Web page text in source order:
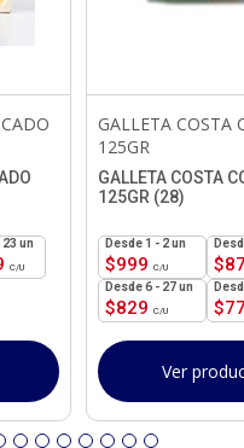
23 un
GALLETA COSTA
125GR
GALLETA COSTA
125GR (28)
$999
1 - 2un
$
$829
6 - 27 un
$
Ver